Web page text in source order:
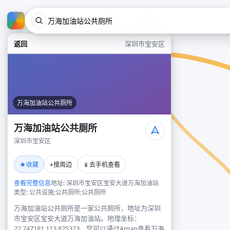
返回 深圳市宝安区
万海加油站公共厕所
万海加油站公共厕所
深圳市宝安区
★收藏 ⌖搜周边 📱 去手机查看
查看完整信息地址: 深圳市宝安区宝安大道万海加油站
类型: 公共设施;公共厕所;公共厕所
万海加油站公共厕所是一家公共厕所，地址为深圳
市宝安区宝安大道万海加油站。地理坐标：